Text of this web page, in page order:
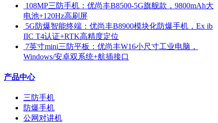
​ 108MP三防手机：优尚丰B8500-5G旗舰款，9800mAh大
电池+120Hz高刷屏
​ 5G防爆智能终端：优尚丰B8900模块化防爆手机，Ex ib
IIC T4认证+RTK高精度定位
​ 7英寸mini三防平板：优尚丰W16小尺寸工业电脑，
Windows/安卓双系统+航插接口
产品中心
三防手机
防爆手机
公网对讲机